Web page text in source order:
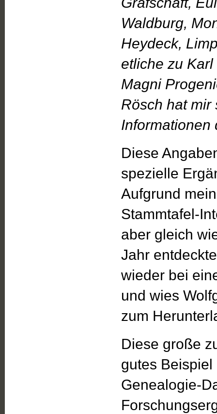
Waldburg,
Heydeck,
etliche zu
Magni
Rösch hat mir
Informationen
Diese
spezielle
Aufgrund
Stammtafel-
aber gleich
Jahr
wieder bei
und wies
zum
Diese große
gutes
Genealogie-